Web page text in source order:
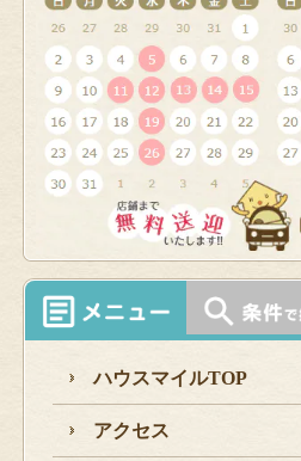
ハウスマイルTOP
アクセス